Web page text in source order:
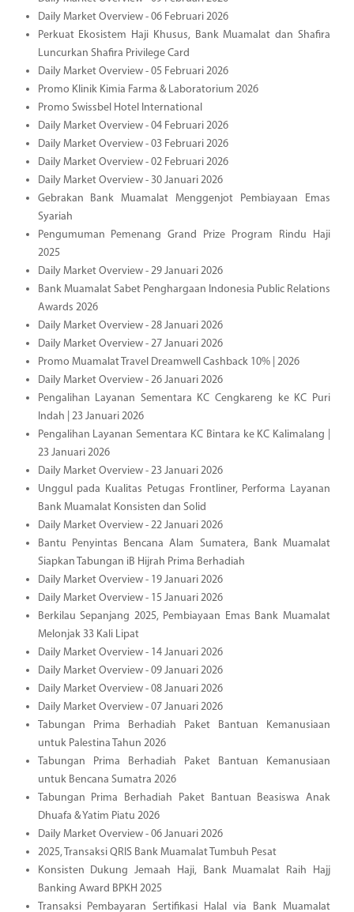
Daily Market Overview - 06 Februari 2026
Perkuat Ekosistem Haji Khusus, Bank Muamalat dan Shafira
Luncurkan Shafira Privilege Card
Daily Market Overview - 05 Februari 2026
Promo Klinik Kimia Farma & Laboratorium 2026
Promo Swissbel Hotel International
Daily Market Overview - 04 Februari 2026
Daily Market Overview - 03 Februari 2026
Daily Market Overview - 02 Februari 2026
Daily Market Overview - 30 Januari 2026
Gebrakan Bank Muamalat Menggenjot Pembiayaan Emas
Syariah
Pengumuman Pemenang Grand Prize Program Rindu Haji
2025
Daily Market Overview - 29 Januari 2026
Bank Muamalat Sabet Penghargaan Indonesia Public Relations
Awards 2026
Daily Market Overview - 28 Januari 2026
Daily Market Overview - 27 Januari 2026
Promo Muamalat Travel Dreamwell Cashback 10% | 2026
Daily Market Overview - 26 Januari 2026
Pengalihan Layanan Sementara KC Cengkareng ke KC Puri
Indah | 23 Januari 2026
Pengalihan Layanan Sementara KC Bintara ke KC Kalimalang |
23 Januari 2026
Daily Market Overview - 23 Januari 2026
Unggul pada Kualitas Petugas Frontliner, Performa Layanan
Bank Muamalat Konsisten dan Solid
Daily Market Overview - 22 Januari 2026
Bantu Penyintas Bencana Alam Sumatera, Bank Muamalat
Siapkan Tabungan iB Hijrah Prima Berhadiah
Daily Market Overview - 19 Januari 2026
Daily Market Overview - 15 Januari 2026
Berkilau Sepanjang 2025, Pembiayaan Emas Bank Muamalat
Melonjak 33 Kali Lipat
Daily Market Overview - 14 Januari 2026
Daily Market Overview - 09 Januari 2026
Daily Market Overview - 08 Januari 2026
Daily Market Overview - 07 Januari 2026
Tabungan Prima Berhadiah Paket Bantuan Kemanusiaan
untuk Palestina Tahun 2026
Tabungan Prima Berhadiah Paket Bantuan Kemanusiaan
untuk Bencana Sumatra 2026
Tabungan Prima Berhadiah Paket Bantuan Beasiswa Anak
Dhuafa & Yatim Piatu 2026
Daily Market Overview - 06 Januari 2026
2025, Transaksi QRIS Bank Muamalat Tumbuh Pesat
Konsisten Dukung Jemaah Haji, Bank Muamalat Raih Hajj
Banking Award BPKH 2025
Transaksi Pembayaran Sertifikasi Halal via Bank Muamalat